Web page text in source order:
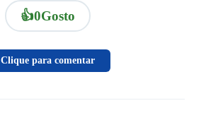
👍0Gosto
Clique para comentar